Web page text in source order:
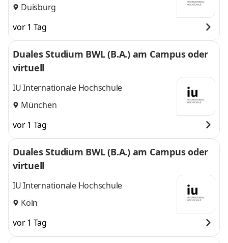
Duisburg
vor 1 Tag
Duales Studium BWL (B.A.) am Campus oder
virtuell
IU Internationale Hochschule
München
vor 1 Tag
Duales Studium BWL (B.A.) am Campus oder
virtuell
IU Internationale Hochschule
Köln
vor 1 Tag